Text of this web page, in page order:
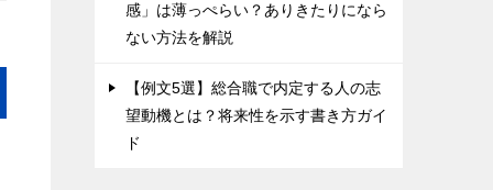
感」は薄っぺらい？ありきたりになら
ない方法を解説
【例文5選】総合職で内定する人の志
望動機とは？将来性を示す書き方ガイ
ド